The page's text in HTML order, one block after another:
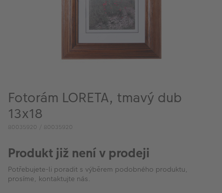
FOTO BAZAR
Akce a slevy
Fotorám LORETA, tmavý dub
13x18
80035920 / 80035920
Produkt již není v prodeji
Potřebujete-li poradit s výběrem podobného produktu,
prosíme, kontaktujte nás.